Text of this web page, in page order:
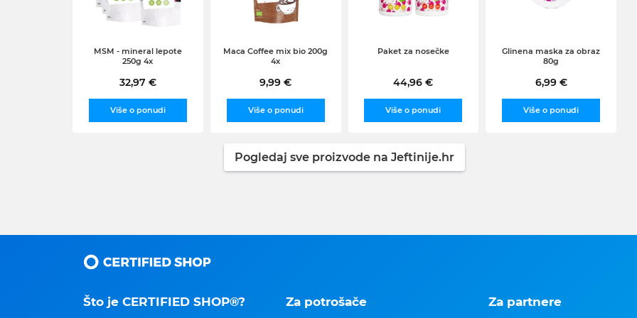
MSM - mineral lepote
250g 4x
32,97 €
Više o ponudi
Maca Coffee mix bio 200g
4x
9,99 €
Više o ponudi
Paket za nosečke
44,96 €
Više o ponudi
Glinena maska za obraz
80g
6,99 €
Više o ponudi
Pogledaj sve proizvode na Jeftinije.hr
Što je CERTIFIED SHOP®? Za potrošače Za partnere